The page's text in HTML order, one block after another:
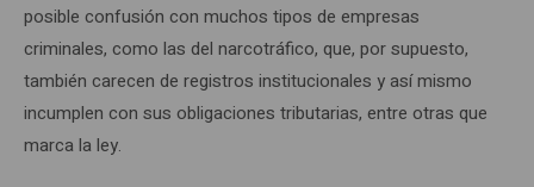
posible confusión con muchos tipos de empresas
criminales, como las del narcotráfico, que, por supuesto,
también carecen de registros institucionales y así mismo
incumplen con sus obligaciones tributarias, entre otras que
marca la ley.